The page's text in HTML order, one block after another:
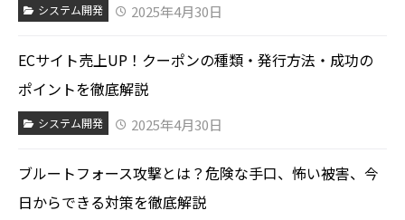
システム開発 2025年4月30日
ECサイト売上UP！クーポンの種類・発行方法・成功の
ポイントを徹底解説
システム開発 2025年4月30日
ブルートフォース攻撃とは？危険な手口、怖い被害、今
日からできる対策を徹底解説